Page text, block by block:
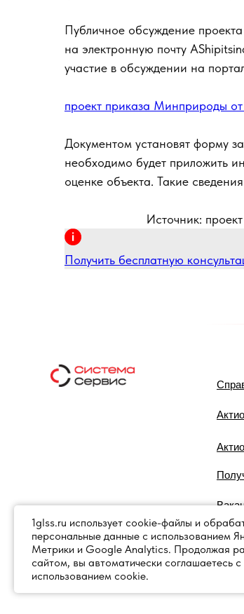
Публичное обсуждение
на электронную почту
участие в обсуждении на
проект приказа Минприроды
Документом установят форму
необходимо будет приложить
оценке объекта. Такие
Источник:
Получить бесплатную
1glss.ru использует cookie-файлы и
персональные данные с использованием
Метрики и Google Analytics. Продолжая
сайтом, вы автоматически соглашаетесь с
использованием cookie.